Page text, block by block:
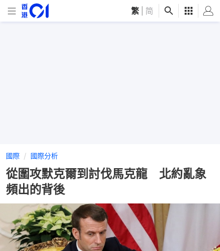
繁 简
國際 國際分析
從圍攻默克爾到討伐馬克龍 北約亂象
頻出的背後